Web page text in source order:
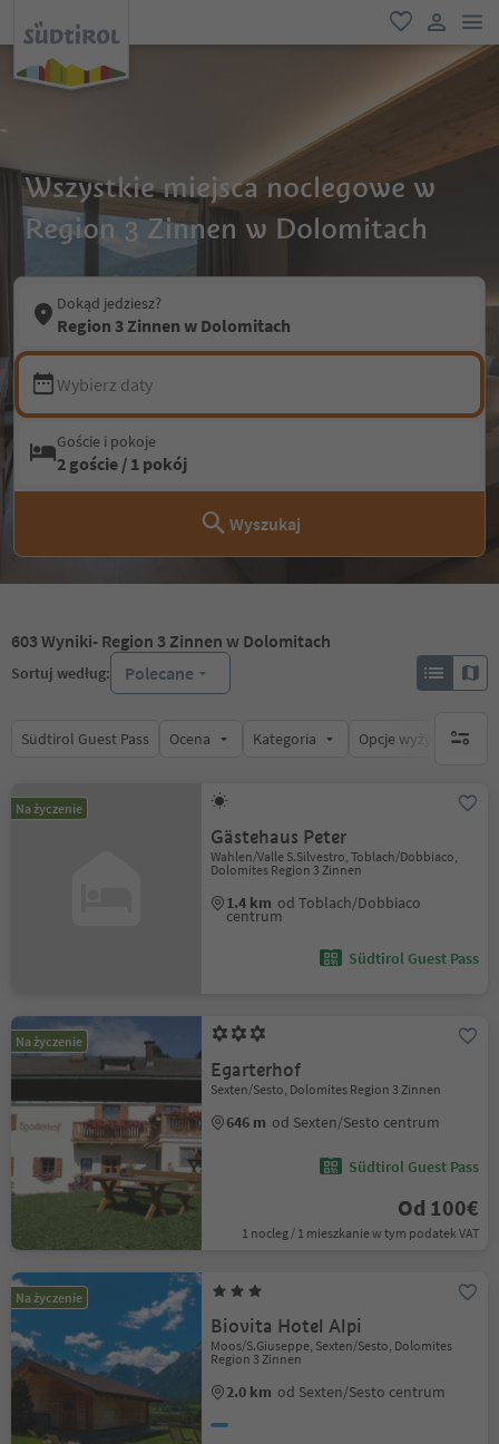
ulubione
link
Wszystkie miejsca noclegowe w
Region 3 Zinnen w Dolomitach
Dokąd jedziesz?
Region 3 Zinnen w Dolomitach
Wybierz daty
Goście i pokoje
2 goście / 1 pokój
Wyszukaj
603 Wyniki- Region 3 Zinnen w Dolomitach
Sortuj według: Polecane
Südtirol Guest Pass Ocena Kategoria Opcje wyżywieniabrak
Na życzenie
Gästehaus Peter
Wahlen/Valle S.Silvestro, Toblach/Dobbiaco,
Dolomites Region 3 Zinnen
1.4 km od Toblach/Dobbiaco
centrum
Südtirol Guest Pass
Na życzenie
Egarterhof
Sexten/Sesto, Dolomites Region 3 Zinnen
646 m od Sexten/Sesto centrum
Südtirol Guest Pass
Od 100€
1 nocleg / 1 mieszkanie w tym podatek VAT
Na życzenie
Biovita Hotel Alpi
Moos/S.Giuseppe, Sexten/Sesto, Dolomites
Region 3 Zinnen
2.0 km od Sexten/Sesto centrum